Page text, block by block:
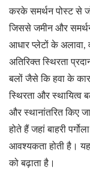
करके समर्थन पोस्ट से
जिससे जमीन और
आधार प्लेटों के अलावा,
अतिरिक्त स्थिरता
बलों जैसे कि हवा के
स्थिरता और
और स्थानांतरित किए
होते हैं जहां बाहरी
आवश्यकता होती है। यह
को बढ़ाता है।